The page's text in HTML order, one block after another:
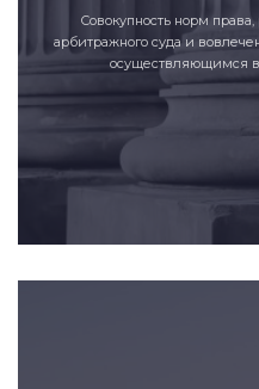
Совокупность норм
арбитражного суда и
осуществляющимся